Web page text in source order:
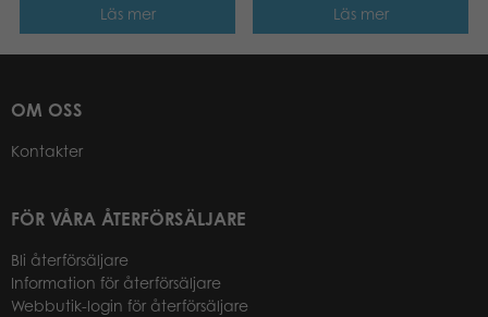
Läs mer Läs mer
OM OSS
Kontakter
FÖR VÅRA ÅTERFÖRSÄLJARE
Bli återförsäljare
Information för återförsäljare
Webbutik-login för återförsäljare